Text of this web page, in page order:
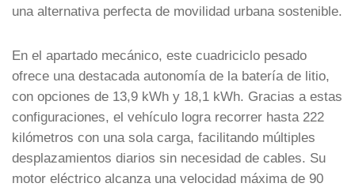
una alternativa perfecta de movilidad urbana sostenible.
En el apartado mecánico, este cuadriciclo pesado
ofrece una destacada autonomía de la batería de litio,
con opciones de 13,9 kWh y 18,1 kWh. Gracias a estas
configuraciones, el vehículo logra recorrer hasta 222
kilómetros con una sola carga, facilitando múltiples
desplazamientos diarios sin necesidad de cables. Su
motor eléctrico alcanza una velocidad máxima de 90